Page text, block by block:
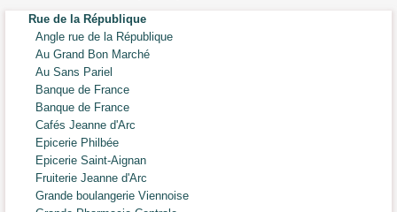
Rue de la République
Angle rue de la République
Au Grand Bon Marché
Au Sans Pariel
Banque de France
Banque de France
Cafés Jeanne d'Arc
Epicerie Philbée
Epicerie Saint-Aignan
Fruiterie Jeanne d'Arc
Grande boulangerie Viennoise